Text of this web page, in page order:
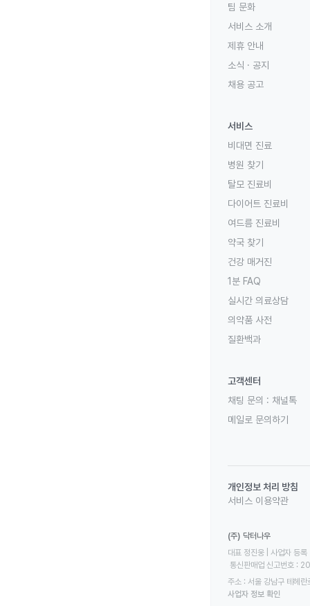
팀 문화
서비스 소개
제휴 안내
소식 · 공지
채용 공고
서비스
비대면 진료
병원 찾기
탈모 진료비
다이어트 진료비
여드름 진료비
약국 찾기
건강 매거진
1분 FAQ
실시간 의료상담
의약품 사전
질환백과
고객센터
채팅 문의 : 채널톡
메일로 문의하기
개인정보 처리 방침
서비스 이용약관
(주) 닥터나우
대표 정진웅 | 사업자
통신판매업 신고번호
주소 : 서울 강남구 테헤
사업자 정보 확인